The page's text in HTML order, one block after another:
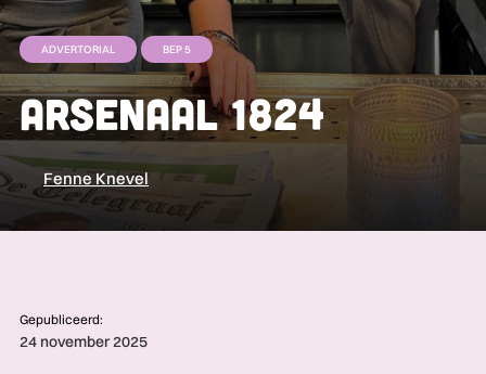
ADVERTORIAL BEP 5
Arsenaal 1824
Fenne Knevel
Gepubliceerd:
24 november 2025